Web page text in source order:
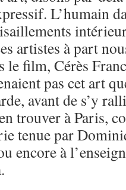
L’humain
artistes à part
le film, Cérès
pas cet art
avant de s’y
trouver à Paris,
tenue par
encore à